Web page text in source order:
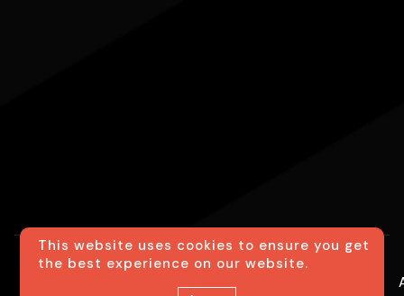
This website uses cookies to ensure you get
the best experience on our website.